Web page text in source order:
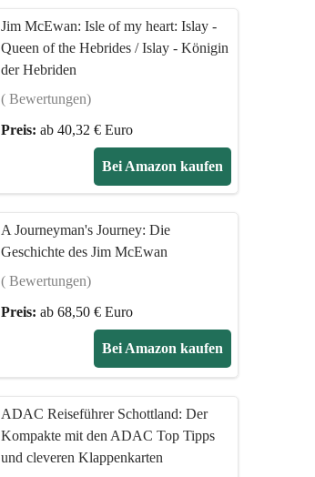
Jim McEwan: Isle of my heart: Islay -
Queen of the Hebrides / Islay - Königin
der Hebriden
( Bewertungen)
Preis: ab 40,32 € Euro
Bei Amazon kaufen
A Journeyman's Journey: Die
Geschichte des Jim McEwan
( Bewertungen)
Preis: ab 68,50 € Euro
Bei Amazon kaufen
ADAC Reiseführer Schottland: Der
Kompakte mit den ADAC Top Tipps
und cleveren Klappenkarten